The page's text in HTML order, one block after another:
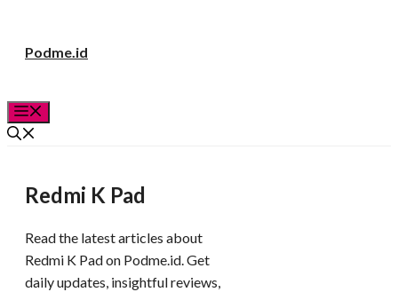
Podme.id
Redmi K Pad
Read the latest articles about
Redmi K Pad on Podme.id. Get
daily updates, insightful reviews,